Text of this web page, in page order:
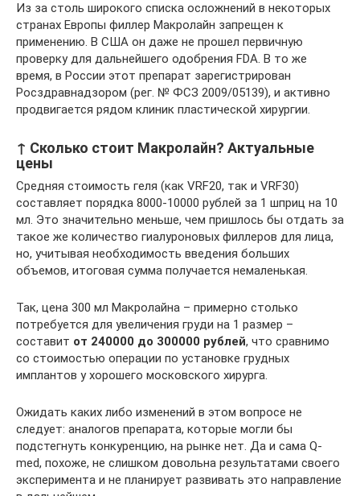
Из за столь широкого списка осложнений в некоторых
странах Европы филлер Макролайн запрещен к
применению. В США он даже не прошел первичную
проверку для дальнейшего одобрения FDA. В то же
время, в России этот препарат зарегистрирован
Росздравнадзором (рег. № ФСЗ 2009/05139), и активно
продвигается рядом клиник пластической хирургии.
↑ Сколько стоит Макролайн? Актуальные
цены
Средняя стоимость геля (как VRF20, так и VRF30)
составляет порядка 8000-10000 рублей за 1 шприц на 10
мл. Это значительно меньше, чем пришлось бы отдать за
такое же количество гиалуроновых филлеров для лица,
но, учитывая необходимость введения больших
объемов, итоговая сумма получается немаленькая.
Так, цена 300 мл Макролайна – примерно столько
потребуется для увеличения груди на 1 размер –
составит от 240000 до 300000 рублей, что сравнимо
со стоимостью операции по установке грудных
имплантов у хорошего московского хирурга.
Ожидать каких либо изменений в этом вопросе не
следует: аналогов препарата, которые могли бы
подстегнуть конкуренцию, на рынке нет. Да и сама Q-
med, похоже, не слишком довольна результатами своего
эксперимента и не планирует развивать это направление